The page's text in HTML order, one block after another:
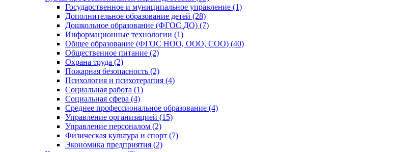
Государственное и муниципальное управление (1)
Дополнительное образование детей (28)
Дошкольное образование (ФГОС ДО) (7)
Информационные технологии (1)
Общее образование (ФГОС НОО, ООО, СОО) (40)
Общественное питание (2)
Охрана труда (2)
Пожарная безопасность (2)
Психология и психотерапия (4)
Социальная работа (1)
Социальная сфера (4)
Среднее профессиональное образование (4)
Управление организацией (15)
Управление персоналом (2)
Физическая культура и спорт (7)
Экономика предприятия (2)